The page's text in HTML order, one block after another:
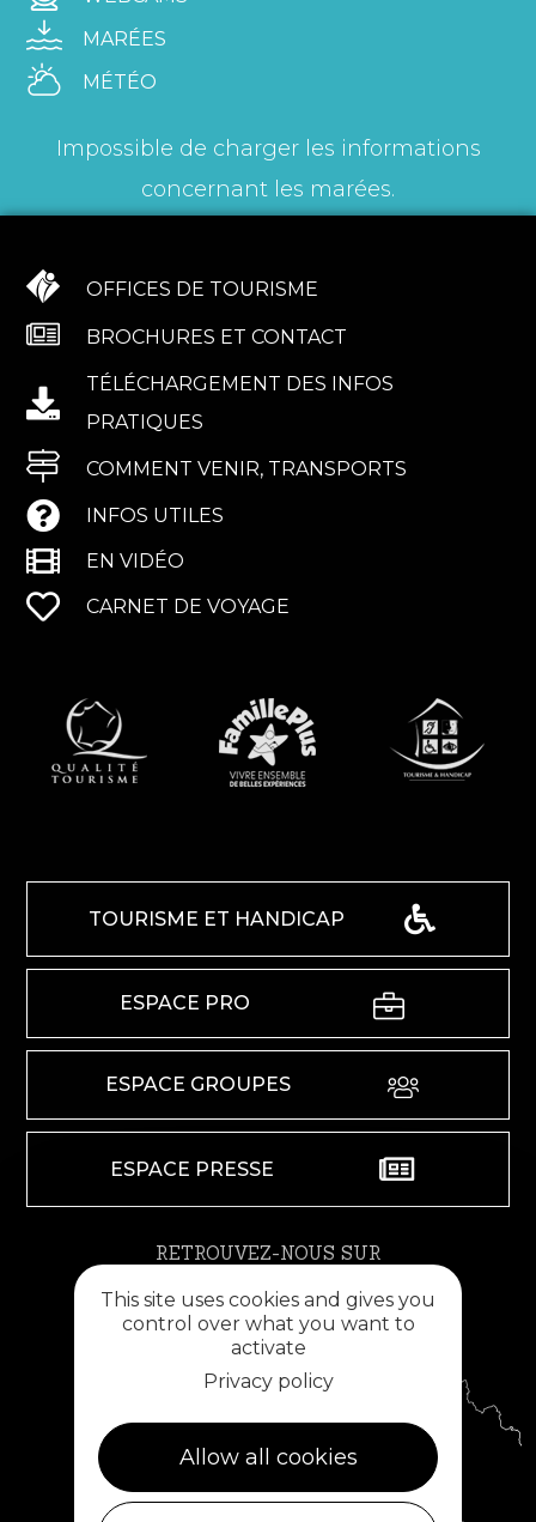
MARÉES
MÉTÉO
Impossible de charger les informations
concernant les marées.
OFFICES DE TOURISME
BROCHURES ET CONTACT
TÉLÉCHARGEMENT DES INFOS
PRATIQUES
COMMENT VENIR, TRANSPORTS
INFOS UTILES
EN VIDÉO
CARNET DE VOYAGE
TOURISME ET HANDICAP
ESPACE PRO
ESPACE GROUPES
ESPACE PRESSE
RETROUVEZ-NOUS SUR
This site uses cookies and gives you
control over what you want to
activate
Privacy policy
Allow all cookies